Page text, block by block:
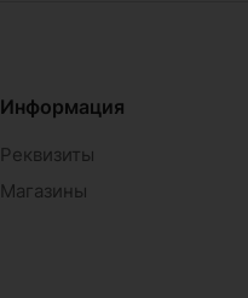
Информация
Реквизиты
Магазины